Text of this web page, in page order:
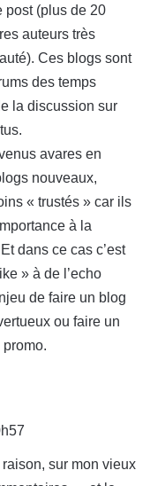
post (plus de 20
auteurs très
Ces blogs sont
des temps
la discussion sur
avares en
nouveaux,
« trustés » car ils
à la
dans ce cas c’est
» à de l’echo
de faire un blog
ou faire un
promo.
sur mon vieux